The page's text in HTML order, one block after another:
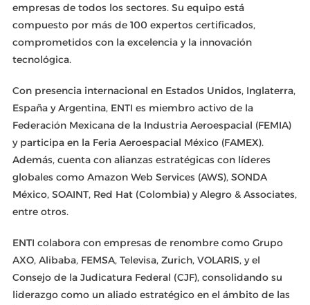
empresas de todos los sectores. Su equipo está
compuesto por más de 100 expertos certificados,
comprometidos con la excelencia y la innovación
tecnológica.
Con presencia internacional en Estados Unidos, Inglaterra,
España y Argentina, ENTI es miembro activo de la
Federación Mexicana de la Industria Aeroespacial (FEMIA)
y participa en la Feria Aeroespacial México (FAMEX).
Además, cuenta con alianzas estratégicas con líderes
globales como Amazon Web Services (AWS), SONDA
México, SOAINT, Red Hat (Colombia) y Alegro & Associates,
entre otros.
ENTI colabora con empresas de renombre como Grupo
AXO, Alibaba, FEMSA, Televisa, Zurich, VOLARIS, y el
Consejo de la Judicatura Federal (CJF), consolidando su
liderazgo como un aliado estratégico en el ámbito de las